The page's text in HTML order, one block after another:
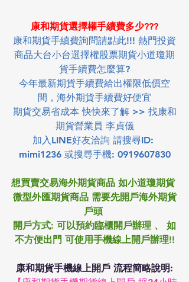
康和期貨選擇權手續費多少???
康和期貨手續費詢問請點此!!! 熱門投資
商品大台小台選擇權股票期貨小道瓊期
貨手續費怎麼算?
今年最新期貨手續費給出權限低價空
間，海外期貨手續費好便宜
期貨交易省成本 快快來了解 >> 找康和
期貨營業員 李貞儀
加入LINE好友洽詢 請搜尋ID:
mimi1236 或搜尋手機: 0919607830
想買賣交易海外期貨商品 如小道瓊期貨
微型外匯期貨商品 需要先開戶海外期貨
戶頭
開戶方式: 可以預約臨櫃開戶辦理 、 如
不方便出門 可使用手機線上開戶辦理!!
康和期貨手機線上開戶 流程簡略說明: